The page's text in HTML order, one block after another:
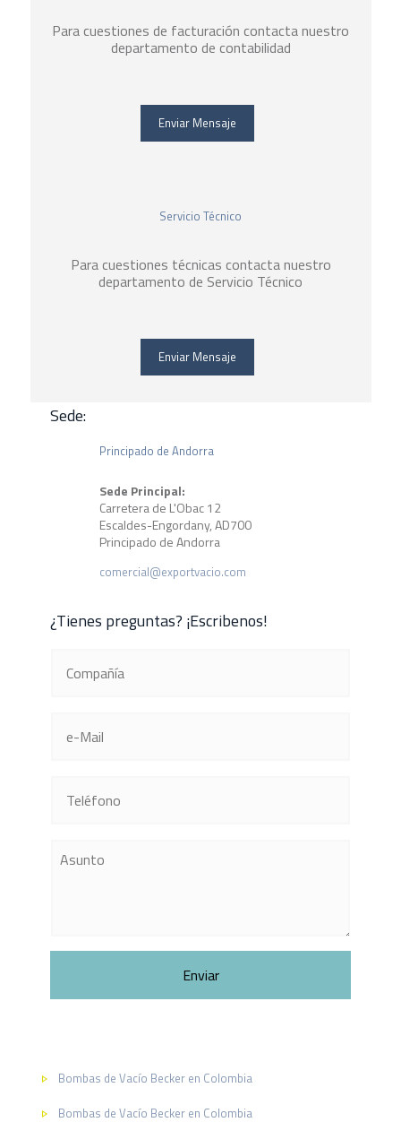
Para cuestiones de facturación contacta nuestro
departamento de contabilidad
Enviar Mensaje
Servicio Técnico
Para cuestiones técnicas contacta nuestro
departamento de Servicio Técnico
Enviar Mensaje
Sede:
Principado de Andorra
Sede Principal:
Carretera de L'Obac 12
Escaldes-Engordany, AD700
Principado de Andorra
comercial@exportvacio.com
¿Tienes preguntas? ¡Escribenos!
Bombas de Vacío Becker en Colombia
Bombas de Vacío Becker en Colombia